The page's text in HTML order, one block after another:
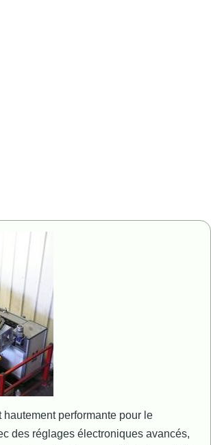
performante pour le
des réglages électroniques avancés,